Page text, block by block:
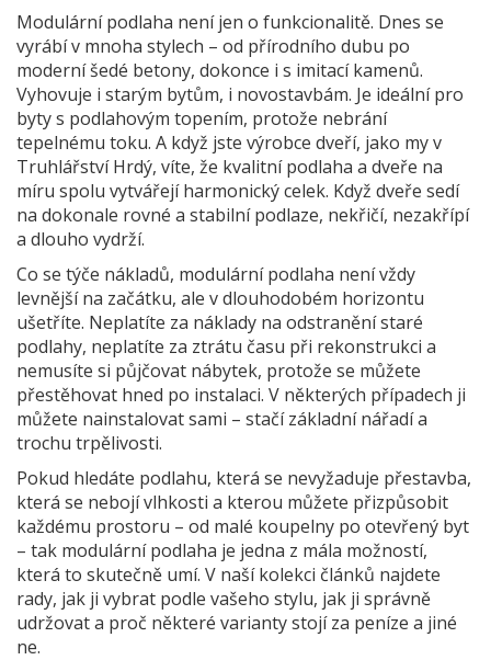
Modulární podlaha není jen o funkcionalitě. Dnes se
vyrábí v mnoha stylech – od přírodního dubu po
moderní šedé betony, dokonce i s imitací kamenů.
Vyhovuje i starým bytům, i novostavbám. Je ideální pro
byty s podlahovým topením, protože nebrání
tepelnému toku. A když jste výrobce dveří, jako my v
Truhlářství Hrdý, víte, že kvalitní podlaha a dveře na
míru spolu vytvářejí harmonický celek. Když dveře sedí
na dokonale rovné a stabilní podlaze, nekřičí, nezakřípí
a dlouho vydrží.
Co se týče nákladů, modulární podlaha není vždy
levnější na začátku, ale v dlouhodobém horizontu
ušetříte. Neplatíte za náklady na odstranění staré
podlahy, neplatíte za ztrátu času při rekonstrukci a
nemusíte si půjčovat nábytek, protože se můžete
přestěhovat hned po instalaci. V některých případech ji
můžete nainstalovat sami – stačí základní nářadí a
trochu trpělivosti.
Pokud hledáte podlahu, která se nevyžaduje přestavba,
která se nebojí vlhkosti a kterou můžete přizpůsobit
každému prostoru – od malé koupelny po otevřený byt
– tak modulární podlaha je jedna z mála možností,
která to skutečně umí. V naší kolekci článků najdete
rady, jak ji vybrat podle vašeho stylu, jak ji správně
udržovat a proč některé varianty stojí za peníze a jiné
ne.